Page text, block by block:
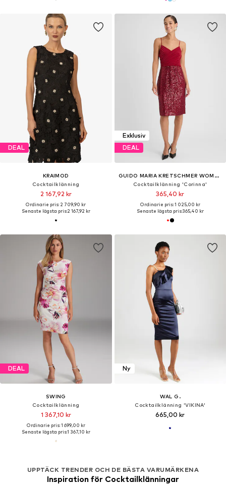
DEAL
KRAIMOD
Cocktailklänning
2 167,92 kr
Ordinarie pris: 2 709,90 kr
Senaste lägsta pris:2 167,92 kr
Exklusiv
DEAL
GUIDO MARIA KRETSCHMER WOMEN
Cocktailklänning 'Corinna'
365,40 kr
Ordinarie pris: 1 025,00 kr
Senaste lägsta pris:365,40 kr
DEAL
SWING
Cocktailklänning
1 367,10 kr
Ordinarie pris: 1 699,00 kr
Senaste lägsta pris:1 367,10 kr
Ny
WAL G.
Cocktailklänning 'VIKINA'
665,00 kr
UPPTÄCK TRENDER OCH DE BÄSTA VARUMÄRKENA
Inspiration för Cocktailklänningar